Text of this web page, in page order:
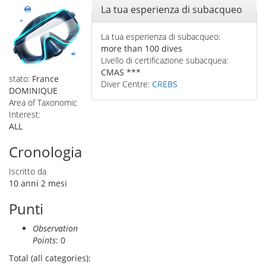
stato: France
DOMINIQUE
Area of Taxonomic
Interest:
ALL
Cronologia
Iscritto da
10 anni 2 mesi
Punti
Observation
Points: 0
Total (all categories):
Nascondi
La tua esperienza di subacqueo
La tua esperienza di subacqueo:
more than 100 dives
Livello di certificazione subacquea:
CMAS ***
Diver Centre: CREBS